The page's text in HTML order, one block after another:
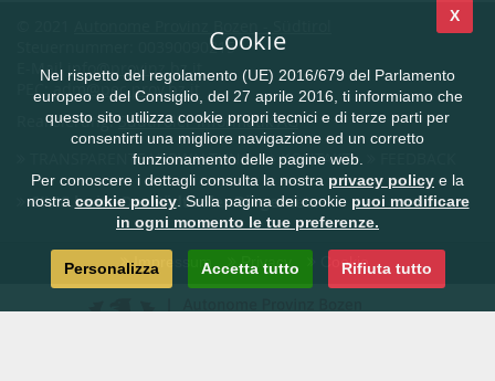
Steuernummer: 00390090215
E-Mail info@provinz.bz.it
PEC:adm@pec.prov.bz.it
Realisierung:Südtiroler Informatik AG
TRANSPARENTE VERWALTUNG
KONTAKT
CIVIS.bz.it - Das Südtiroler Bürgernetz
Impressum Privacy Cookie
X
Cookie
Nel rispetto del regolamento (UE) 2016/679 del Parlamento
europeo e del Consiglio, del 27 aprile 2016, ti informiamo che
questo sito utilizza cookie propri tecnici e di terze parti per
consentirti una migliore navigazione ed un corretto
funzionamento delle pagine web.
Per conoscere i dettagli consulta la nostra privacy policy e la
nostra cookie policy. Sulla pagina dei cookie puoi modificare
in ogni momento le tue preferenze.
Personalizza Accetta tutto Rifiuta tutto